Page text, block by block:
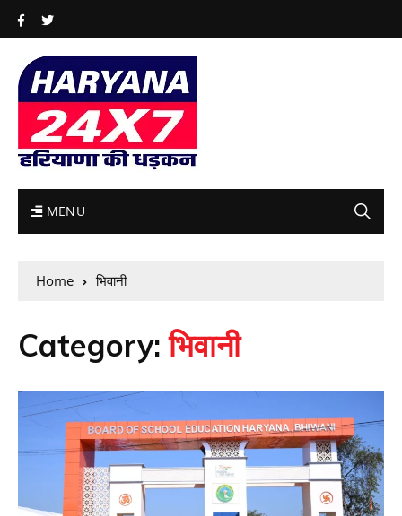
MENU
Home भिवानी
Category:भिवानी